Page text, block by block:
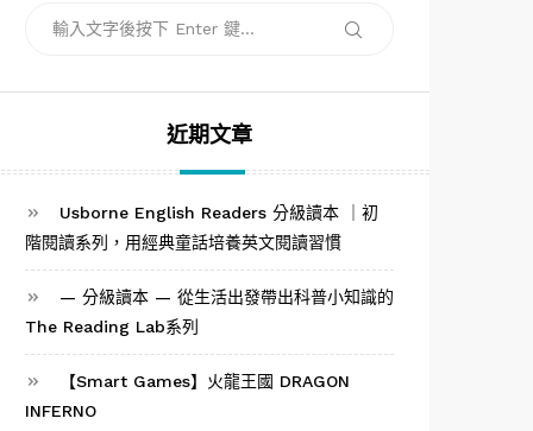
搜
近期文章
Usborne English Readers 分級讀本 ｜初
階閱讀系列，用經典童話培養英文閱讀習慣
— 分級讀本 — 從生活出發帶出科普小知識的
The Reading Lab系列
【Smart Games】火龍王國 DRAGON
INFERNO